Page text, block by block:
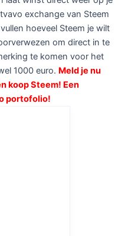
exchange van Steem
hoeveel Steem je wilt
om direct in te
te komen voor het
1000 euro. Meld je nu
koop Steem! Een
portofolio!